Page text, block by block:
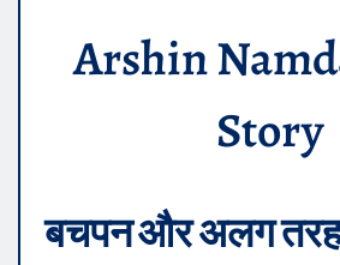
Arshin
Story
बचपन और अलग